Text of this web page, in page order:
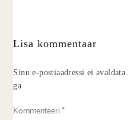
Lisa kommentaar
Sinu e-postiaadressi ei avaldata.
ga